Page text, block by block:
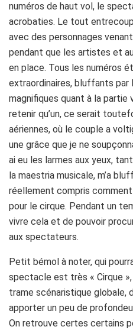
numéros de haut vol, le
acrobaties. Le tout
avec des personnages
pendant que les artistes et
en place. Tous les numéros
extraordinaires, bluffants
magnifiques quant à la partie
retenir qu’un, ce serait
aériennes, où le couple a
une grâce que je ne
ai eu les larmes aux yeux,
la maestria musicale, m’a
réellement compris
pour le cirque. Pendant un
vivre cela et de pouvoir
aux spectateurs.
Petit bémol à noter, qui
spectacle est très « Cirque »,
trame scénaristique globale,
apporter un peu de
On retrouve certes certains